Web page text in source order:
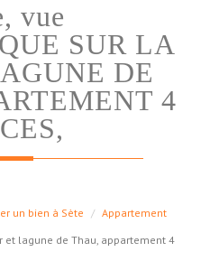
vue
SUR LA
DE
4
un bien à Sète
Appartement
et lagune de Thau, appartement 4